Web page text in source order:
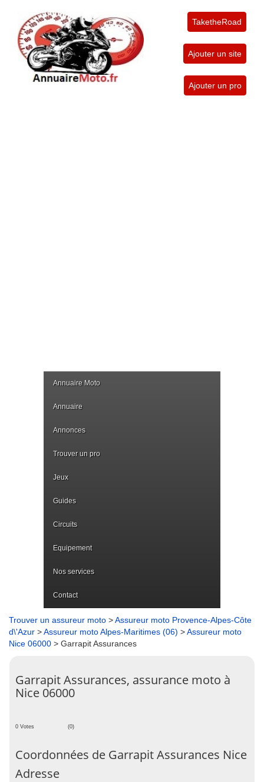
TaketheRoad
Ajouter un site
Ajouter un pro
Annuaire Moto
Annuaire
Annonces
Trouver un pro
Jeux
Guides
Circuits
Equipement
Nos services
Contact
Trouver un assureur moto >Assureur moto Provence-Alpes-Côte
d\'Azur >Assureur moto Alpes-Maritimes (06) >Assureur moto
Nice 06000 > Garrapit Assurances
Garrapit Assurances, assurance moto à
Nice 06000
0 Votes (0)
Coordonnées de Garrapit Assurances Nice
Adresse